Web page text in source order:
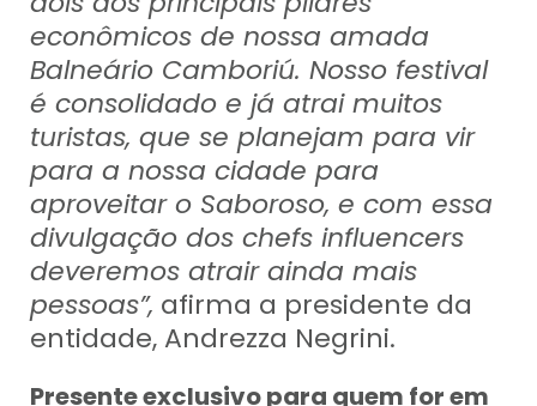
econômicos de nossa amada
Balneário Camboriú. Nosso festival
é consolidado e já atrai muitos
turistas, que se planejam para vir
para a nossa cidade para
aproveitar o Saboroso, e com essa
divulgação dos chefs influencers
deveremos atrair ainda mais
pessoas”, afirma a presidente da
entidade, Andrezza Negrini.
Presente exclusivo para quem for em